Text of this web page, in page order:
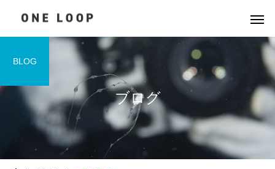
ブログ
BLOG